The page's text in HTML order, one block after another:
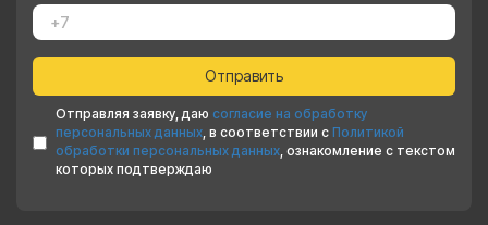
Отправляя заявку, даю согласие на обработку
персональных данных, в соответствии с Политикой
обработки персональных данных, ознакомление с текстом
которых подтверждаю